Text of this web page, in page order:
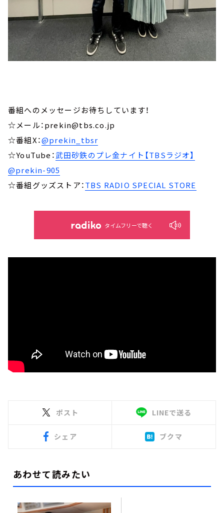
番組へのメッセージお待ちしています！
☆メール：prekin@tbs.co.jp
☆番組X：@prekin_tbsr
☆YouTube：武田砂鉄のプレ金ナイト【TBSラジオ】
@prekin-905
☆番組グッズストア：TBS RADIO SPECIAL STORE
タイムフリーで聴く
ポスト LINEで送る
シェア ブクマ
あわせて読みたい